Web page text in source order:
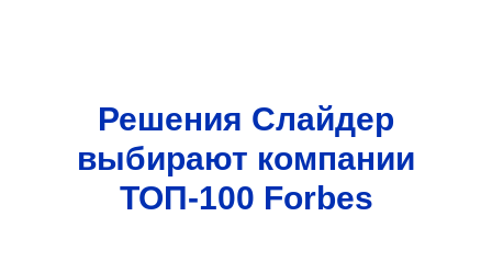
Решения Слайдер
выбирают компании
ТОП-100 Forbes